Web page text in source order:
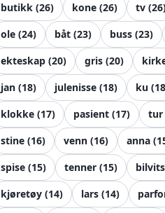
butikk (26) kone (26) tv (26
ole (24) båt (23) buss (23)
ekteskap (20) gris (20)
jan (18) julenisse (18) ku (18
klokke (17) pasient (17) tur
stine (16) venn (16) anna (
spise (15) tenner (15)
kjøretøy (14) lars (14)